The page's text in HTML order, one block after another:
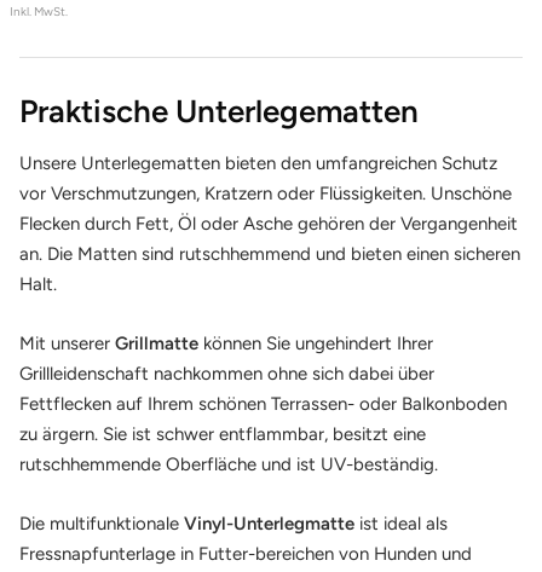
Inkl. MwSt.
Praktische Unterlegematten
Unsere Unterlegematten bieten den umfangreichen Schutz
vor Verschmutzungen, Kratzern oder Flüssigkeiten. Unschöne
Flecken durch Fett, Öl oder Asche gehören der Vergangenheit
an. Die Matten sind rutschhemmend und bieten einen sicheren
Halt.
Mit unserer Grillmatte können Sie ungehindert Ihrer
Grillleidenschaft nachkommen ohne sich dabei über
Fettflecken auf Ihrem schönen Terrassen- oder Balkonboden
zu ärgern. Sie ist schwer entflammbar, besitzt eine
rutschhemmende Oberfläche und ist UV-beständig.
Die multifunktionale Vinyl-Unterlegmatte ist ideal als
Fressnapfunterlage in Futter-bereichen von Hunden und